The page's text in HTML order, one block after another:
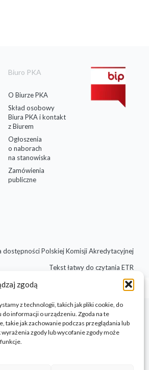
zgodą
z technologii, takich jak pliki cookie, do
informacji o urządzeniu. Zgoda na te
takie jak zachowanie podczas przeglądania lub
zgody lub wycofanie zgody może
Biuro PKA
O Biurze PKA
Skład osobowy
Biura PKA i kontakt
z Biurem
Ogłoszenia
o naborach
na stanowiska
Zamówienia
publiczne
dostępności Polskiej Komisji Akredytacyjnej
Tekst łatwy do czytania ETR